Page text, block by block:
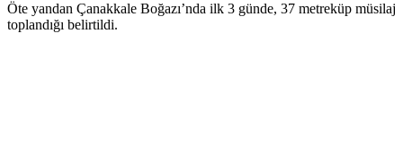
Öte yandan Çanakkale Boğazı’nda ilk 3 günde, 37 metreküp müsilaj
toplandığı belirtildi.